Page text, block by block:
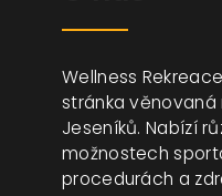
Wellness
stránka
Jeseníků. Nabízí
možnostech
procedurách a